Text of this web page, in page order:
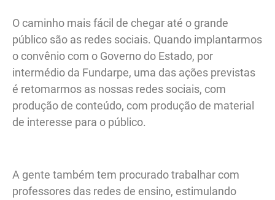
O caminho mais fácil de chegar até o grande
público são as redes sociais. Quando implantarmos
o convênio com o Governo do Estado, por
intermédio da Fundarpe, uma das ações previstas
é retomarmos as nossas redes sociais, com
produção de conteúdo, com produção de material
de interesse para o público.
A gente também tem procurado trabalhar com
professores das redes de ensino, estimulando